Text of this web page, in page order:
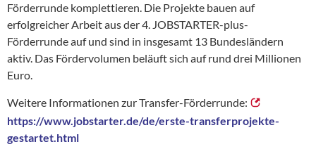
Förderrunde komplettieren. Die Projekte bauen auf
erfolgreicher Arbeit aus der 4. JOBSTARTER-plus-
Förderrunde auf und sind in insgesamt 13 Bundesländern
aktiv. Das Fördervolumen beläuft sich auf rund drei Millionen
Euro.
Weitere Informationen zur Transfer-Förderrunde:
https://www.jobstarter.de/de/erste-transferprojekte-
gestartet.html